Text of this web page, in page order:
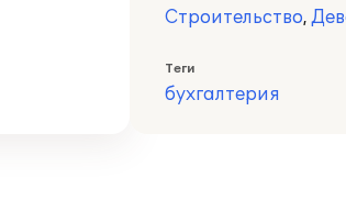
Строительство,
Теги
бухгалтерия